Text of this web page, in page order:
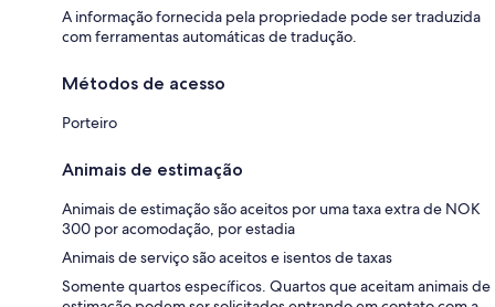
A informação fornecida pela propriedade pode ser traduzida
com ferramentas automáticas de tradução.
Métodos de acesso
Porteiro
Animais de estimação
Animais de estimação são aceitos por uma taxa extra de NOK
300 por acomodação, por estadia
Animais de serviço são aceitos e isentos de taxas
Somente quartos específicos. Quartos que aceitam animais de